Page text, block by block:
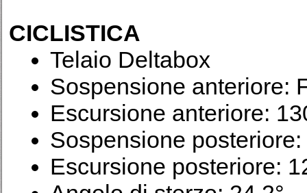
CICLISTICA
Telaio Deltabox
Sospensione anteriore:
Escursione anteriore:
Sospensione
Escursione posteriore: